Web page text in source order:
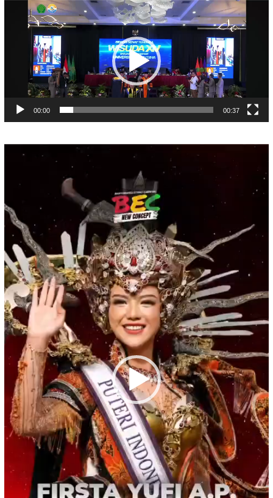
Pemutar
00:00 00:37